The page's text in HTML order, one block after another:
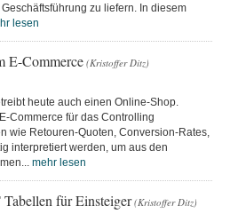
zu liefern. In diesem
lesen
E-Commerce (Kristoffer Ditz)
heute auch einen Online-Shop.
Commerce für das Controlling
wie Retouren-Quoten, Conversion-Rates,
interpretiert werden, um aus den
mehr lesen
für Einsteiger (Kristoffer Ditz)